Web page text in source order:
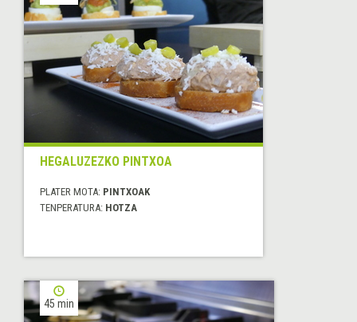
HEGALUZEZKO PINTXOA
PLATER MOTA: PINTXOAK
TENPERATURA: HOTZA
45 min